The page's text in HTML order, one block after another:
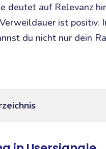
deutet auf Relevanz
ist positiv.
du nicht nur dein